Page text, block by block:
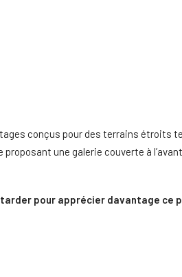
conçus pour des terrains étroits
une galerie couverte à l’avant
pour apprécier davantage ce